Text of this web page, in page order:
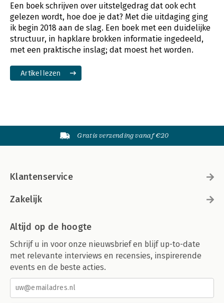
Een boek schrijven over uitstelgedrag dat ook echt
gelezen wordt, hoe doe je dat? Met die uitdaging ging
ik begin 2018 aan de slag. Een boek met een duidelijke
structuur, in hapklare brokken informatie ingedeeld,
met een praktische inslag; dat moest het worden.
Artikel lezen
Gratis verzending vanaf €20
Klantenservice
Zakelijk
Altijd op de hoogte
Schrijf u in voor onze nieuwsbrief en blijf up-to-date
met relevante interviews en recensies, inspirerende
events en de beste acties.